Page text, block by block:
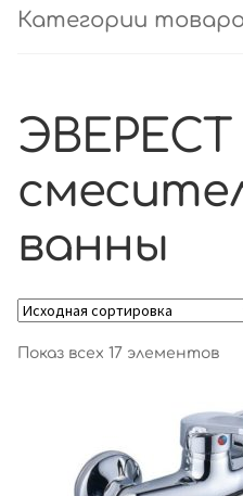
Категории
ЭВЕРЕСТ
ванны
Показ всех 17 элементов